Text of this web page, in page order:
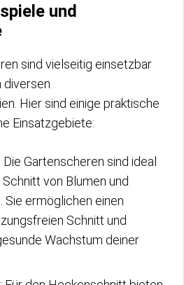
und
sind vielseitig einsetzbar
diversen
Hier sind einige praktische
Einsatzgebiete:
: Die Gartenscheren sind ideal
von Blumen und
Sie ermöglichen einen
Schnitt und
Wachstum deiner